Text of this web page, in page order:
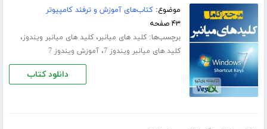
موضوع:کتاب‌های آموزش و ترفند کامپیوتر
۴۳ صفحه
برچسب‌ها:کلید های میانبر،کلید های میانبر ویندوز،
کلید های میانبر ویندوز 7 ،آموزش ویندوز 7
دانلود کتاب